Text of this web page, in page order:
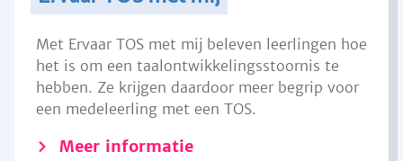
Met Ervaar TOS met mij beleven leerlingen hoe
het is om een taalontwikkelingsstoornis te
hebben. Ze krijgen daardoor meer begrip voor
een medeleerling met een TOS.
Meer informatie